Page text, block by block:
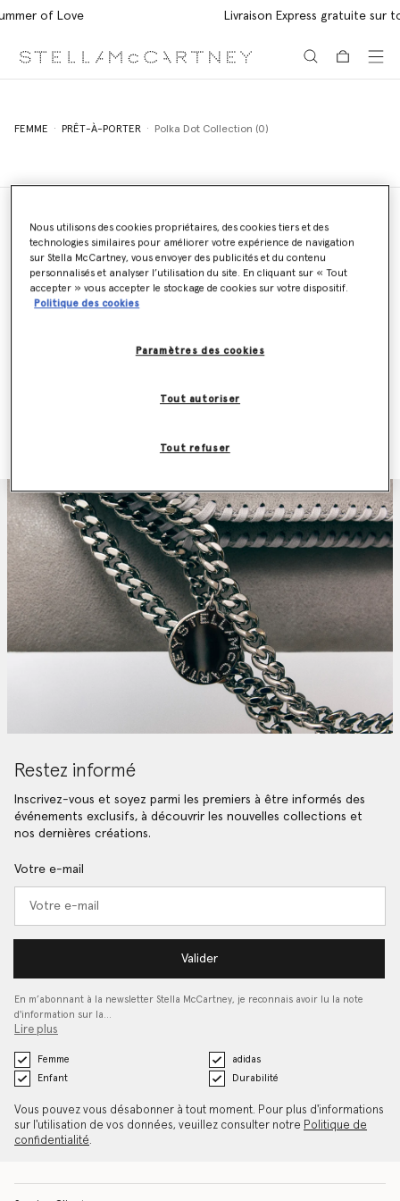
Livraison Express gratuite sur toutes les commandes
FEMME PRÊT-À-PORTER Polka Dot Collection (0)
Localisateur de magasins
Trouver un magasin
Nous vous répondrons dans les 24 heures
Lundi-Vendredi, 9 h à 18 h (CET)
Restez informé
Inscrivez-vous et soyez parmi les premiers à être informés des
événements exclusifs, à découvrir les nouvelles collections et
nos dernières créations.
Votre e-mail
Valider
En m’abonnant à la newsletter Stella McCartney, je reconnais avoir lu la note
d'information sur la…
Lire plus
Femme
adidas
Enfant
Durabilité
Vous pouvez vous désabonner à tout moment. Pour plus d'informations
sur l'utilisation de vos données, veuillez consulter notre Politique de
confidentialité.
Nous utilisons des cookies propriétaires, des cookies tiers et des
technologies similaires pour améliorer votre expérience de navigation
sur Stella McCartney, vous envoyer des publicités et du contenu
personnalisés et analyser l’utilisation du site. En cliquant sur « Tout
accepter » vous accepter le stockage de cookies sur votre dispositif.
Politique des cookies
Paramètres des cookies
Tout refuser
Tout autoriser